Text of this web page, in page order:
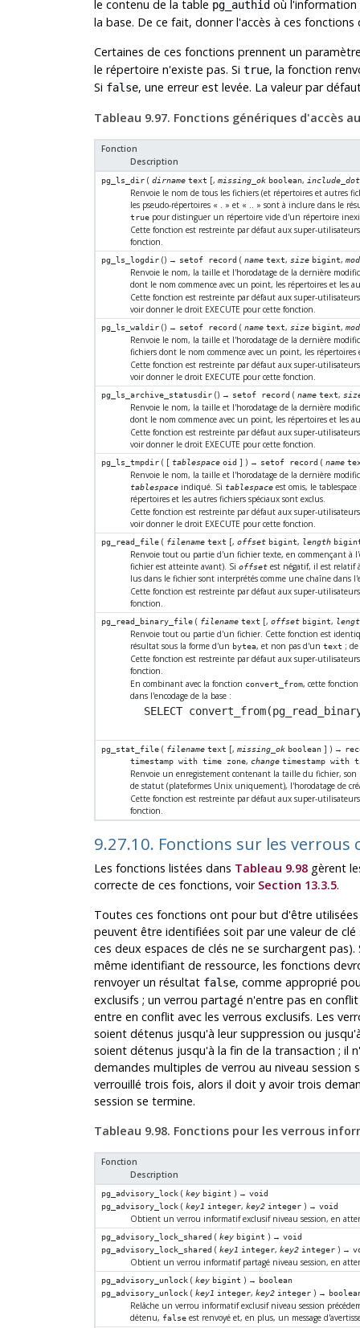
le contenu de la table pg_authid où l'information
la base. De ce fait, donner l'accès à ces
Certaines de ces fonctions prennent un
le répertoire n'existe pas. Si true, la fonction
Si false, une erreur est levée. La valeur par
Tableau 9.97. Fonctions génériques d'accès
Fonction
Description
pg_ls_dir (dirname text [,missing_ok boolean,
Renvoie le nom de tous les fichiers (et répertoires et autres
les pseudo-répertoires « » et « » sont à inclure dans le
truepour distinguer un répertoire vide d'un répertoire
Cette fonction est restreinte par défaut aux super-
fonction.
pg_ls_logdir () → setof record (name text, size bigint,
Renvoie le nom, la taille et l'horodatage de la dernière
dont le nom commence avec un point, les répertoires et les
Cette fonction est restreinte par défaut aux super-
voir donner le droit EXECUTE pour cette fonction.
pg_ls_waldir () → setof record (name text, size bigint,
Renvoie le nom, la taille et l'horodatage de la dernière
fichiers dont le nom commence avec un point, les répertoires
Cette fonction est restreinte par défaut aux super-
voir donner le droit EXECUTE pour cette fonction.
pg_ls_archive_statusdir () → setof record (name text,
Renvoie le nom, la taille et l'horodatage de la dernière
dont le nom commence avec un point, les répertoires et les
Cette fonction est restreinte par défaut aux super-
voir donner le droit EXECUTE pour cette fonction.
pg_ls_tmpdir ( [ tablespace oid ] ) → setof record (name
Renvoie le nom, la taille et l'horodatage de la dernière
tablespaceindiqué. Si tablespaceest omis, le tablespace
répertoires et les autres fichiers spéciaux sont exclus.
Cette fonction est restreinte par défaut aux super-
voir donner le droit EXECUTE pour cette fonction.
pg_read_file ( filename text [,offset bigint, length
Renvoie tout ou partie d'un fichier texte, en commençant à
fichier est atteinte avant). Si offsetest négatif, il est relatif
lus dans le fichier sont interprétés comme une chaîne dans
Cette fonction est restreinte par défaut aux super-
fonction.
pg_read_binary_file ( filename text [,offset bigint,
Renvoie tout ou partie d'un fichier. Cette fonction est
résultat sous la forme d'un bytea, et non pas d'un text ;
Cette fonction est restreinte par défaut aux super-
fonction.
En combinant avec la fonction convert_from, cette
dans l'encodage de la base :
SELECT
pg_stat_file ( filename text [,missing_ok boolean ] ) →
timestamp with time zone, change timestamp with
Renvoie un enregistement contenant la taille du fichier, son
de statut (plateformes Unix uniquement), l'horodatage de
Cette fonction est restreinte par défaut aux super-
fonction.
9.27.10. Fonctions sur les verrous
Les fonctions listées dans Tableau 9.98gèrent
correcte de ces fonctions, voir Section 13.3.5.
Toutes ces fonctions ont pour but d'être
peuvent être identifiées soit par une valeur de
ces deux espaces de clés ne se surchargent
même identifiant de ressource, les fonctions
renvoyer un résultat false, comme approprié
exclusifs ; un verrou partagé n'entre pas en
entre en conflit avec les verrous exclusifs. Les
soient détenus jusqu'à leur suppression ou
soient détenus jusqu'à la fin de la transaction ; il
demandes multiples de verrou au niveau
verrouillé trois fois, alors il doit y avoir trois
session se termine.
Tableau 9.98. Fonctions pour les verrous
Fonction
Description
pg_advisory_lock (key bigint ) →void
pg_advisory_lock (key1 integer,key2 integer ) →void
Obtient un verrou informatif exclusif niveau session, en
pg_advisory_lock_shared (key bigint ) →void
pg_advisory_lock_shared (key1 integer,key2 integer ) →
Obtient un verrou informatif partagé niveau session, en
pg_advisory_unlock (key bigint ) → boolean
pg_advisory_unlock (key1 integer,key2 integer ) →
Relâche un verrou informatif exclusif niveau session
détenu, falseest renvoyé et, en plus, un message